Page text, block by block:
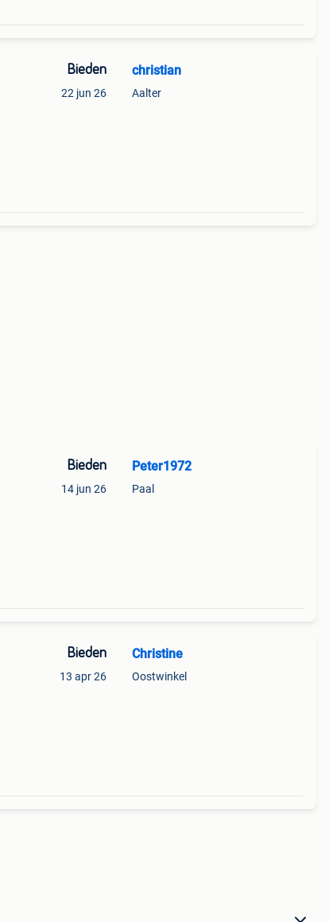
Bieden
22 jun 26
christian
Aalter
Bieden
14 jun 26
Peter1972
Paal
Bieden
13 apr 26
Christine
Oostwinkel